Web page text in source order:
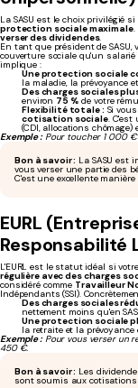
La SASU est le choix privilégié
protection sociale maximale.
verser des dividendes.
En tant que président de SASU,
couverture sociale qu'un
implique :
Une protection sociale
la maladie, la prévoyance
Des charges sociales
environ 75 % de votre
Flexibilité totale : Si
cotisation sociale. C'est
(CDI, allocations
Exemple :Pour toucher 1 000 €
Bon à savoir : La SASU est
vous verser une partie des
C'est une excellente
EURL
Responsabilité
L'EURL est le statut idéal si
régulière avec des charges
considéré comme Travailleur
Indépendants (SSI).
Des charges sociales
nettement moins qu'en
Une protection sociale
la retraite et la
Exemple :Pour vous verser un
450 €.
Bon à savoir : Les
sont soumis aux